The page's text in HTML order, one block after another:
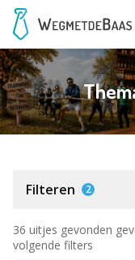
Filteren 2
36 uitjes gevonden
volgende filters